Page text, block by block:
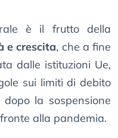
è il frutto della
e crescita, che a fine
dalle istituzioni Ue,
sui limiti di debito
la sospensione
alla pandemia.